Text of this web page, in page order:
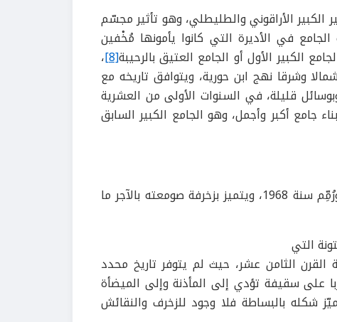
الكبير الأراقوني والطليطلي، وهو تأثير مجسّم
في الأديرة التي كانوا يأمونها مُخْفين
الكبير الأول أو الجامع العتيق بالرحيبة[8]،
وشرقا نهج ابن حورية، ويتوافق تاريخه مع
قليلة، في السنوات الأولى من العشرية
جامع أكبر وأجمل، وهو الجامع الكبير السابق
سنة 1968، ويتميز بزخرفة صومعته بالآجر ما
التي
الثامن عشر، حيث لم يتوفر تاريخ محدد
على سقيفة تؤدي إلى المأذنة وإلى الميضأة
بالبساطة فلا وجود للزخرف والنقائش